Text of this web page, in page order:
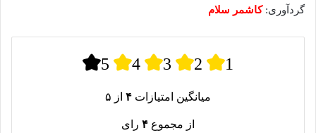
گردآوری:کاشمر سلام
5 4 3 2 1
میانگین امتیازات ۴ از ۵
از مجموع ۴ رای